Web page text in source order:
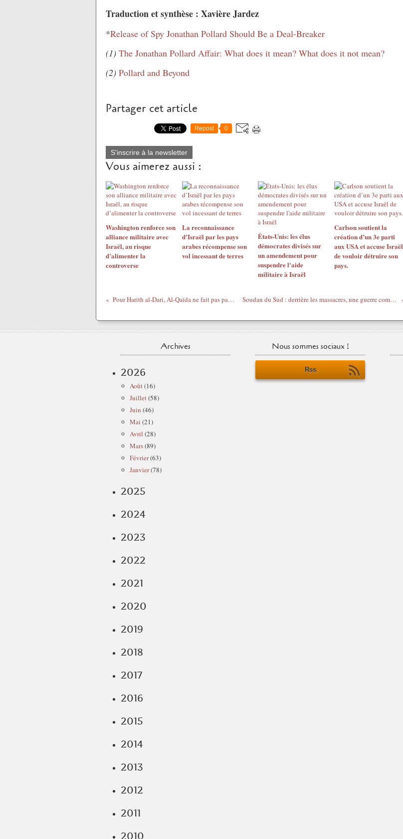
Traduction et synthèse : Xavière Jardez
*Release of Spy Jonathan Pollard Should Be a Deal-Breaker
(1) The Jonathan Pollard Affair: What does it mean? What does it not mean?
(2) Pollard and Beyond
Partager cet article
Repost 0
S'inscrire à la newsletter
Vous aimerez aussi :
Washington renforce son
alliance militaire avec
Israël, au risque
d’alimenter la
controverse
La reconnaissance
d’Israël par les pays
arabes récompense son
vol incessant de terres
États-Unis: les élus
démocrates divisés sur
un amendement pour
suspendre l'aide
militaire à Israël
Carlson soutient la
création d’un 3e parti
aux USA et accuse Israël
de vouloir détruire son
pays.
Pour Harith al-Dari, Al-Qaïda ne fait pas partie de la résistance irakienne Soudan du Sud : derrière les massacres, une guerre complexe entre clients des Occidentaux
Archives
2026
Août(16)
Juillet(58)
Juin (46)
Mai (21)
Avril (28)
Mars(89)
Février(63)
Janvier(78)
2025
2024
2023
2022
2021
2020
2019
2018
2017
2016
2015
2014
2013
2012
2011
2010
Nous sommes sociaux !
Rss